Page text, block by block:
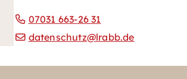
07031 663-26 31
datenschutz@lrabb.de